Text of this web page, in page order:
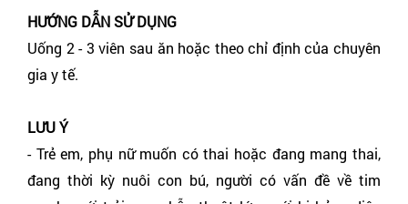
HƯỚNG DẪN SỬ DỤNG
Uống 2 - 3 viên sau ăn hoặc theo chỉ định của chuyên
gia y tế.
LƯU Ý
- Trẻ em, phụ nữ muốn có thai hoặc đang mang thai,
đang thời kỳ nuôi con bú, người có vấn đề về tim